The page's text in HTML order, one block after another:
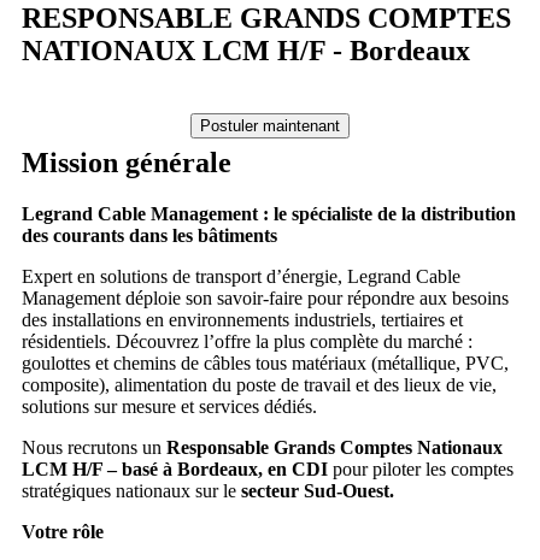
RESPONSABLE GRANDS COMPTES
NATIONAUX LCM H/F - Bordeaux
Mission générale
Legrand Cable Management : le spécialiste de la distribution
des courants dans les bâtiments
Expert en solutions de transport d’énergie, Legrand Cable
Management déploie son savoir-faire pour répondre aux besoins
des installations en environnements industriels, tertiaires et
résidentiels. Découvrez l’offre la plus complète du marché :
goulottes et chemins de câbles tous matériaux (métallique, PVC,
composite), alimentation du poste de travail et des lieux de vie,
solutions sur mesure et services dédiés.
Nous recrutons un Responsable Grands Comptes Nationaux
LCM H/F – basé à Bordeaux, en CDI pour piloter les comptes
stratégiques nationaux sur le secteur Sud-Ouest.
Votre rôle